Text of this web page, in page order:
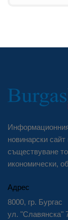
новинарски
съществуване
икономически,
Адрес
8000, гр. Бургас
ул. "Славянска"